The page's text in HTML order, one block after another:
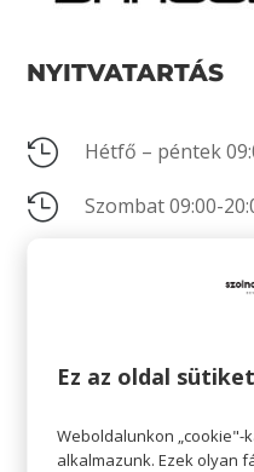
NYITVATARTÁS
 Hétfő – péntek
 Szombat 09:00-
 +36 70 320 1946
Ez az oldal
Weboldalunkon „cookie"-
alkalmazunk. Ezek olyan